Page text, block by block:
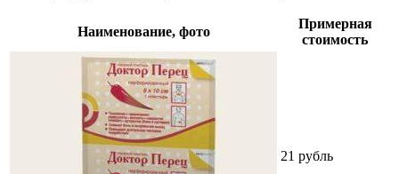
Наименование, фото
Примерная
стоимость
21 рубль